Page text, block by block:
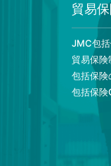
貿易
JMC包
貿易保険
包括保険
包括保険